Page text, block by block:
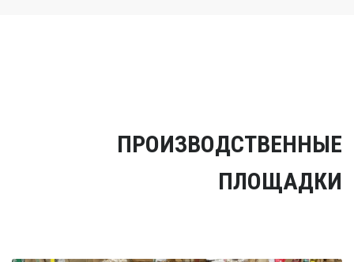
ПРОИЗВОДСТВЕННЫЕ
ПЛОЩАДКИ